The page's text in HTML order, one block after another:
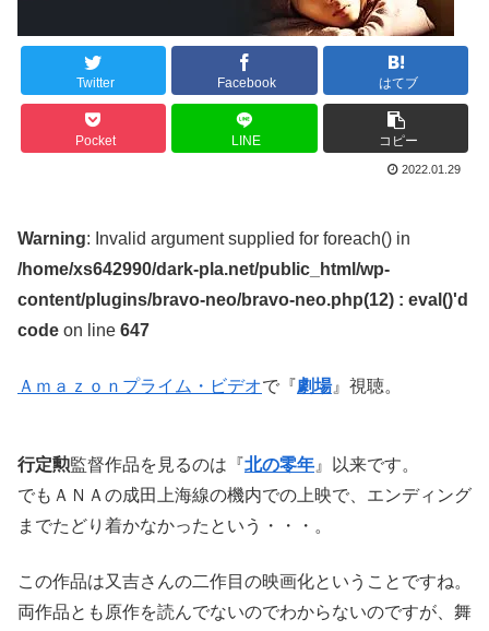
Twitter Facebook はてブ
Pocket LINE コピー
2022.01.29
Warning: Invalid argument supplied for foreach() in
/home/xs642990/dark-pla.net/public_html/wp-
content/plugins/bravo-neo/bravo-neo.php(12) : eval()'d
code on line 647
Ａｍａｚｏｎプライム・ビデオで『劇場』視聴。
行定勲監督作品を見るのは『北の零年 』以来です。
でもＡＮＡの成田上海線の機内での上映で、エンディング
までたどり着かなかったという・・・。
この作品は又吉さんの二作目の映画化ということですね。
両作品とも原作を読んでないのでわからないのですが、舞